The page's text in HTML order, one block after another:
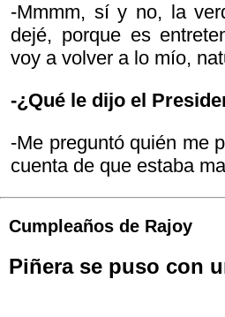
-Mmmm, sí y no, la
dejé, porque es
voy a volver a lo mío,
-¿Qué le dijo el
-Me preguntó quién me
cuenta de que estaba
Cumpleaños de Rajoy
Piñera se puso con